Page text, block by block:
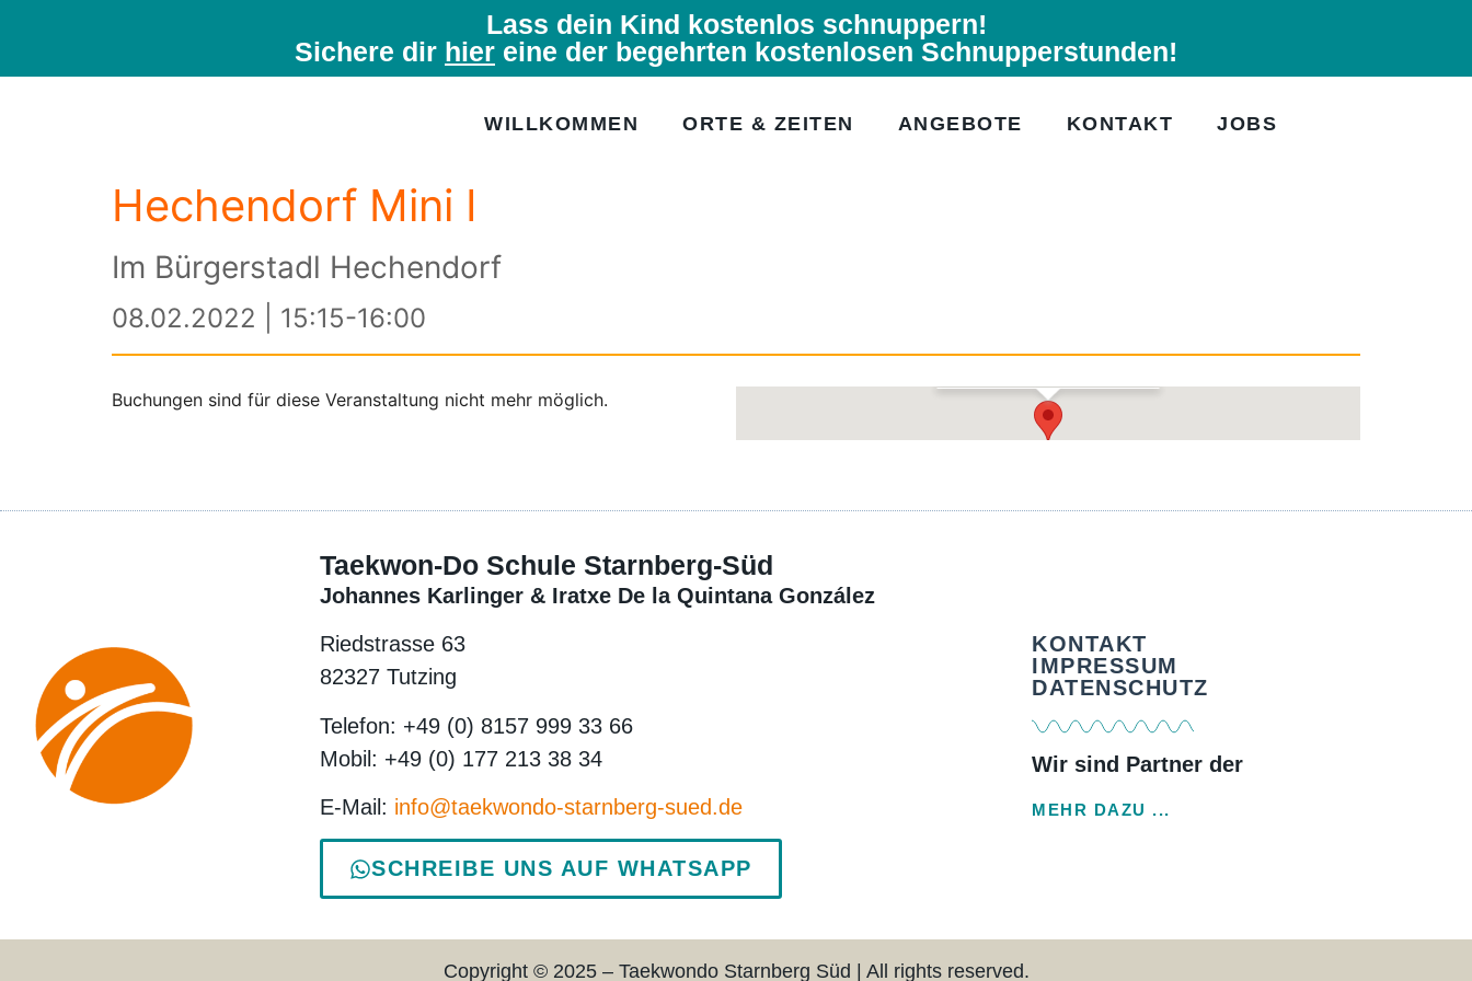
Lass dein Kind kostenlos schnuppern!
Sichere dir hier eine der begehrten kostenlosen Schnupperstunden!
WILLKOMMEN ORTE & ZEITEN ANGEBOTE KONTAKT JOBS
Hechendorf Mini I
Im Bürgerstadl Hechendorf
08.02.2022 | 15:15-16:00
Buchungen sind für diese Veranstaltung nicht mehr möglich.
Taekwon-Do Schule Starnberg-Süd
Johannes Karlinger & Iratxe De la Quintana González
Riedstrasse 63
82327 Tutzing
Telefon: +49 (0) 8157 999 33 66
Mobil: +49 (0) 177 213 38 34
E-Mail: info@taekwondo-starnberg-sued.de
SCHREIBE UNS AUF WHATSAPP
KONTAKT
IMPRESSUM
DATENSCHUTZ
Wir sind Partner der
MEHR DAZU ...
Copyright © 2025 – Taekwondo Starnberg Süd | All rights reserved.